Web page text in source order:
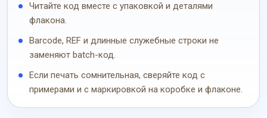
Читайте код вместе с упаковкой и деталями
флакона.
Barcode, REF и длинные служебные строки не
заменяют batch-код.
Если печать сомнительная, сверяйте код с
примерами и с маркировкой на коробке и флаконе.